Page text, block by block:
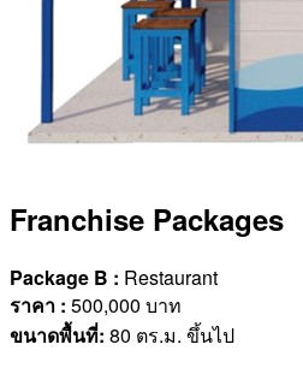
Franchise Packages
Package B : Restaurant
ราคา : 500,000 บาท
ขนาดพื้นที่: 80 ตร.ม. ขึ้นไป